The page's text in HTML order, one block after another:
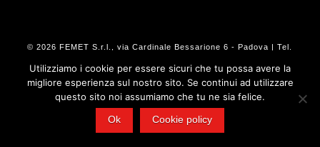
© 2026 FEMET S.r.l., via Cardinale Bessarione 6 - Padova | Tel.
Utilizziamo i cookie per essere sicuri che tu possa avere la
migliore esperienza sul nostro sito. Se continui ad utilizzare
questo sito noi assumiamo che tu ne sia felice.
Ok
Cookie policy